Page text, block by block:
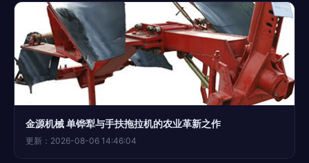
金源机械 单铧犁与手扶拖拉机的农业革新之作
更新：2026-08-06 14:46:04